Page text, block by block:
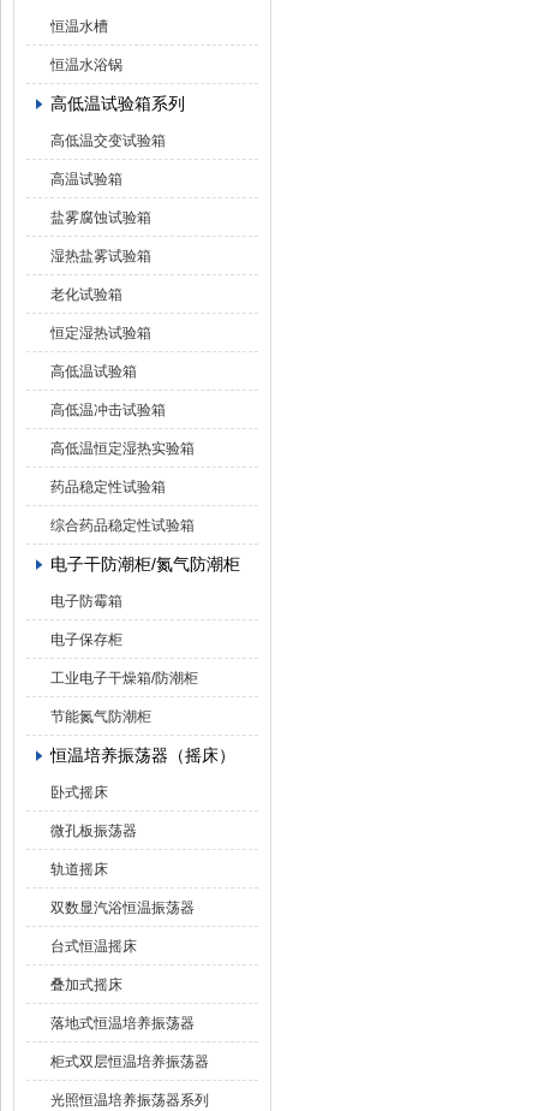
恒温水槽
恒温水浴锅
高低温试验箱系列
高低温交变试验箱
高温试验箱
盐雾腐蚀试验箱
湿热盐雾试验箱
老化试验箱
恒定湿热试验箱
高低温试验箱
高低温冲击试验箱
高低温恒定湿热实验箱
药品稳定性试验箱
综合药品稳定性试验箱
电子干防潮柜/氮气防潮柜
电子防霉箱
电子保存柜
工业电子干燥箱/防潮柜
节能氮气防潮柜
恒温培养振荡器（摇床）
卧式摇床
微孔板振荡器
轨道摇床
双数显汽浴恒温振荡器
台式恒温摇床
叠加式摇床
落地式恒温培养振荡器
柜式双层恒温培养振荡器
光照恒温培养振荡器系列